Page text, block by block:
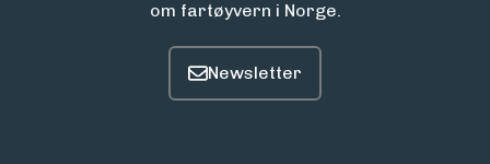
om fartøyvern i Norge.